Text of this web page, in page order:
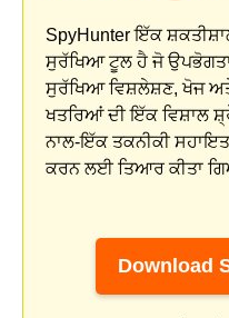
SpyHunter ਇੱਕ
ਸੁਰੱਖਿਆ ਟੂਲ ਹੈ ਜੋ
ਸੁਰੱਖਿਆ ਵਿਸ਼ਲੇਸ਼ਣ, ਖੋਜ
ਖਤਰਿਆਂ ਦੀ ਇੱਕ ਵਿਸ਼ਾਲ
ਨਾਲ-ਇੱਕ ਤਕਨੀਕੀ
ਕਰਨ ਲਈ ਤਿਆਰ ਕੀਤਾ
Download